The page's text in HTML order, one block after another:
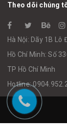
Theo dõi chúng
Hà Nội: Dãy 1B Lô
Hồ Chí Minh: Số
TP Hồ Chí Minh
Hotline: